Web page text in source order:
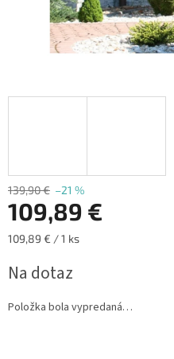
139,90 € –21 %
109,89 €
Jednotková
109,89 € / 1 ks
Na dotaz
Položka bola vypredaná…